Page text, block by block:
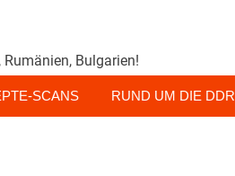
Rumänien, Bulgarien!
SCANS RUND UM DIE DDR